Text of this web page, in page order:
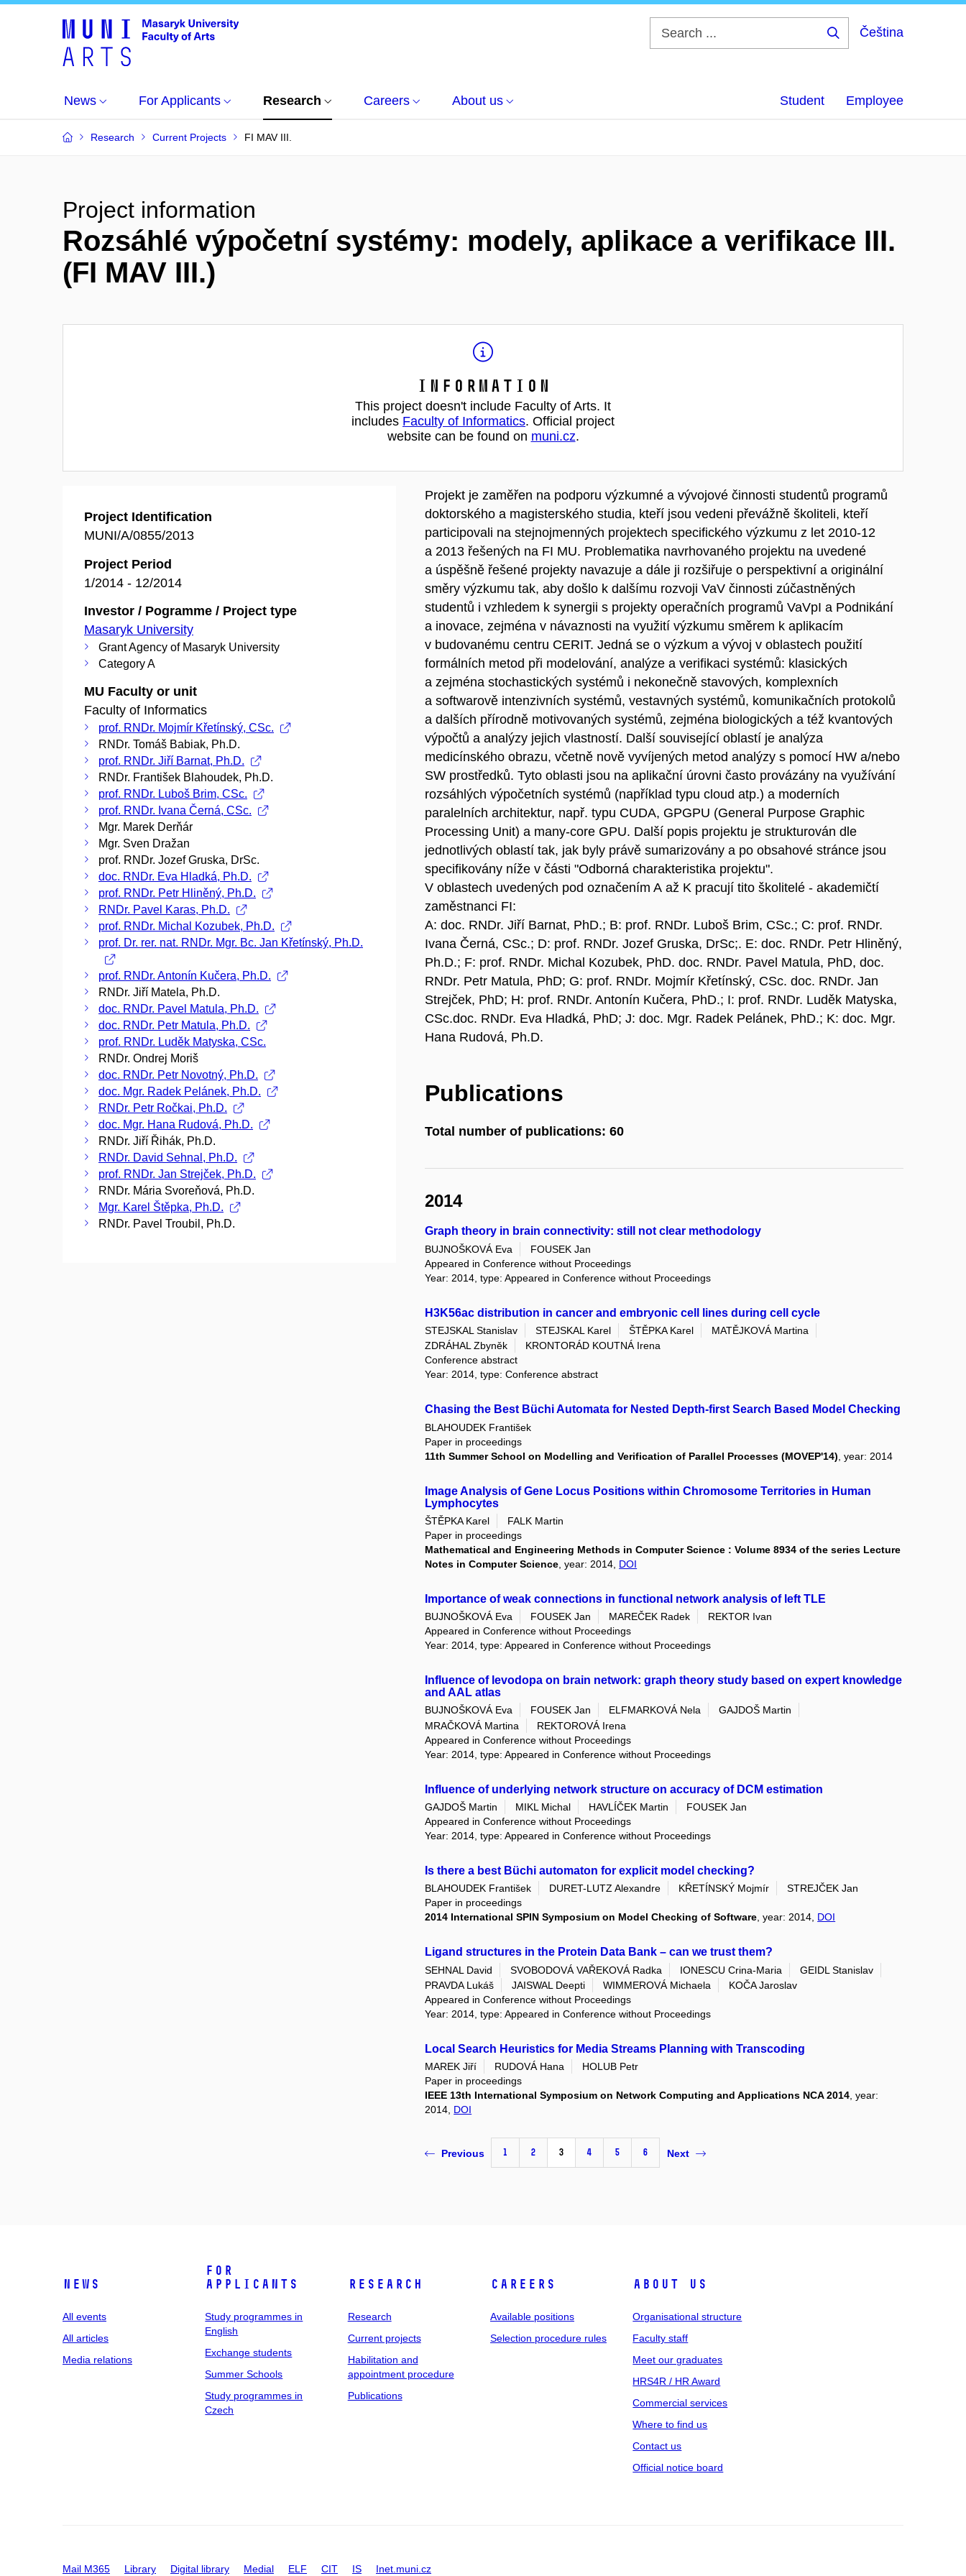
Čeština
News For Applicants Research Careers About us Student Employee
Research Current Projects FI MAV III.
Project information
Rozsáhlé výpočetní systémy: modely, aplikace a verifikace III.
(FI MAV III.)
Information
This project doesn't include Faculty of Arts. It
includes Faculty of Informatics. Official project
website can be found on muni.cz.
Project Identification
MUNI/A/0855/2013
Project Period
1/2014 - 12/2014
Investor / Pogramme / Project type
Masaryk University
Grant Agency of Masaryk University
Category A
MU Faculty or unit
Faculty of Informatics
prof. RNDr. Mojmír Křetínský, CSc.
RNDr. Tomáš Babiak, Ph.D.
prof. RNDr. Jiří Barnat, Ph.D.
RNDr. František Blahoudek, Ph.D.
prof. RNDr. Luboš Brim, CSc.
prof. RNDr. Ivana Černá, CSc.
Mgr. Marek Derňár
Mgr. Sven Dražan
prof. RNDr. Jozef Gruska, DrSc.
doc. RNDr. Eva Hladká, Ph.D.
prof. RNDr. Petr Hliněný, Ph.D.
RNDr. Pavel Karas, Ph.D.
prof. RNDr. Michal Kozubek, Ph.D.
prof. Dr. rer. nat. RNDr. Mgr. Bc. Jan Křetínský, Ph.D.
prof. RNDr. Antonín Kučera, Ph.D.
RNDr. Jiří Matela, Ph.D.
doc. RNDr. Pavel Matula, Ph.D.
doc. RNDr. Petr Matula, Ph.D.
prof. RNDr. Luděk Matyska, CSc.
RNDr. Ondrej Moriš
doc. RNDr. Petr Novotný, Ph.D.
doc. Mgr. Radek Pelánek, Ph.D.
RNDr. Petr Ročkai, Ph.D.
doc. Mgr. Hana Rudová, Ph.D.
RNDr. Jiří Řihák, Ph.D.
RNDr. David Sehnal, Ph.D.
prof. RNDr. Jan Strejček, Ph.D.
RNDr. Mária Svoreňová, Ph.D.
Mgr. Karel Štěpka, Ph.D.
RNDr. Pavel Troubil, Ph.D.
Projekt je zaměřen na podporu výzkumné a vývojové činnosti studentů programů
doktorského a magisterského studia, kteří jsou vedeni převážně školiteli, kteří
participovali na stejnojmenných projektech specifického výzkumu z let 2010-12
a 2013 řešených na FI MU. Problematika navrhovaného projektu na uvedené
a úspěšně řešené projekty navazuje a dále ji rozšiřuje o perspektivní a originální
směry výzkumu tak, aby došlo k dalšímu rozvoji VaV činnosti zúčastněných
studentů i vzhledem k synergii s projekty operačních programů VaVpI a Podnikání
a inovace, zejména v návaznosti na využití výzkumu směrem k aplikacím
v budovanému centru CERIT. Jedná se o výzkum a vývoj v oblastech použití
formálních metod při modelování, analýze a verifikaci systémů: klasických
a zejména stochastických systémů i nekonečně stavových, komplexních
a softwarově intenzivních systémů, vestavných systémů, komunikačních protokolů
a dalších přírodně motivovaných systémů, zejména biologických a též kvantových
výpočtů a analýzy jejich vlastností. Další související oblastí je analýza
medicínského obrazu, včetně nově vyvíjených metod analýzy s pomocí HW a/nebo
SW prostředků. Tyto oblasti jsou na aplikační úrovni často provázány na využívání
rozsáhlých výpočetních systémů (například typu cloud atp.) a moderních
paralelních architektur, např. typu CUDA, GPGPU (General Purpose Graphic
Processing Unit) a many-core GPU. Další popis projektu je strukturován dle
jednotlivých oblastí tak, jak byly právě sumarizovány a po obsahové stránce jsou
specifikovány níže v části "Odborná charakteristika projektu".
V oblastech uvedených pod označením A až K pracují tito školitelé - akademičtí
zaměstnanci FI:
A: doc. RNDr. Jiří Barnat, PhD.; B: prof. RNDr. Luboš Brim, CSc.; C: prof. RNDr.
Ivana Černá, CSc.; D: prof. RNDr. Jozef Gruska, DrSc;. E: doc. RNDr. Petr Hliněný,
Ph.D.; F: prof. RNDr. Michal Kozubek, PhD. doc. RNDr. Pavel Matula, PhD, doc.
RNDr. Petr Matula, PhD; G: prof. RNDr. Mojmír Křetínský, CSc. doc. RNDr. Jan
Strejček, PhD; H: prof. RNDr. Antonín Kučera, PhD.; I: prof. RNDr. Luděk Matyska,
CSc.doc. RNDr. Eva Hladká, PhD; J: doc. Mgr. Radek Pelánek, PhD.; K: doc. Mgr.
Hana Rudová, Ph.D.
Publications
Total number of publications: 60
2014
Graph theory in brain connectivity: still not clear methodology
BUJNOŠKOVÁ Eva
FOUSEK Jan
Appeared in Conference without Proceedings
Year: 2014, type: Appeared in Conference without Proceedings
H3K56ac distribution in cancer and embryonic cell lines during cell cycle
STEJSKAL Stanislav STEJSKAL Karel ŠTĚPKA Karel
MATĚJKOVÁ Martina
ZDRÁHAL Zbyněk
KRONTORÁD KOUTNÁ Irena
Conference abstract
Year: 2014, type: Conference abstract
Chasing the Best Büchi Automata for Nested Depth-first Search Based Model Checking
BLAHOUDEK František
Paper in proceedings
11th Summer School on Modelling and Verification of Parallel Processes (MOVEP'14) , year: 2014
Image Analysis of Gene Locus Positions within Chromosome Territories in Human
Lymphocytes
ŠTĚPKA Karel
FALK Martin
Paper in proceedings
Mathematical and Engineering Methods in Computer Science : Volume 8934 of the series Lecture
Notes in Computer Science , year: 2014, DOI
Importance of weak connections in functional network analysis of left TLE
BUJNOŠKOVÁ Eva FOUSEK Jan MAREČEK Radek
REKTOR Ivan
Appeared in Conference without Proceedings
Year: 2014, type: Appeared in Conference without Proceedings
Influence of levodopa on brain network: graph theory study based on expert knowledge
and AAL atlas
BUJNOŠKOVÁ Eva FOUSEK Jan ELFMARKOVÁ Nela
GAJDOŠ Martin
MRAČKOVÁ Martina
REKTOROVÁ Irena
Appeared in Conference without Proceedings
Year: 2014, type: Appeared in Conference without Proceedings
Influence of underlying network structure on accuracy of DCM estimation
GAJDOŠ Martin MIKL Michal HAVLÍČEK Martin
FOUSEK Jan
Appeared in Conference without Proceedings
Year: 2014, type: Appeared in Conference without Proceedings
Is there a best Büchi automaton for explicit model checking?
BLAHOUDEK František DURET-LUTZ Alexandre KŘETÍNSKÝ Mojmír
STREJČEK Jan
Paper in proceedings
2014 International SPIN Symposium on Model Checking of Software, year: 2014, DOI
Ligand structures in the Protein Data Bank – can we trust them?
SEHNAL David SVOBODOVÁ VAŘEKOVÁ Radka IONESCU Crina-Maria
GEIDL Stanislav
PRAVDA Lukáš
JAISWAL Deepti WIMMEROVÁ Michaela
KOČA Jaroslav
Appeared in Conference without Proceedings
Year: 2014, type: Appeared in Conference without Proceedings
Local Search Heuristics for Media Streams Planning with Transcoding
MAREK Jiří RUDOVÁ Hana
HOLUB Petr
Paper in proceedings
IEEE 13th International Symposium on Network Computing and Applications NCA 2014, year:
2014, DOI
Previous 1 2 3 4 5 6 Next
News
All events
All articles
Media relations
For
applicants
Study programmes in
English
Exchange students
Summer Schools
Study programmes in
Czech
Research
Research
Current projects
Habilitation and
appointment procedure
Publications
Careers
Available positions
Selection procedure rules
About us
Organisational structure
Faculty staff
Meet our graduates
HRS4R / HR Award
Commercial services
Where to find us
Contact us
Official notice board
Mail M365 Library Digital library Medial ELF CIT IS Inet.muni.cz